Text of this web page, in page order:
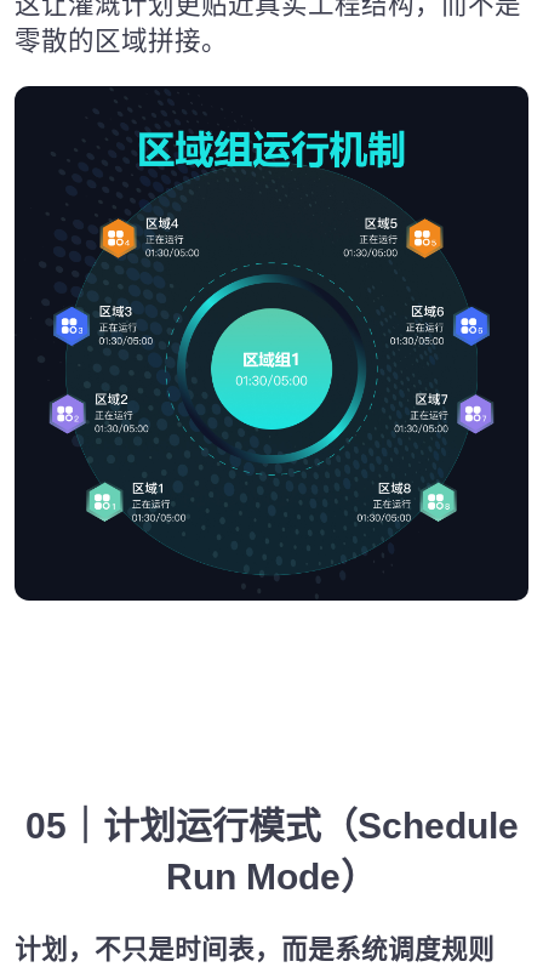
零散的区域拼接。
05｜计划运行模式（Schedule
Run Mode）
计划，不只是时间表，而是系统调度规则